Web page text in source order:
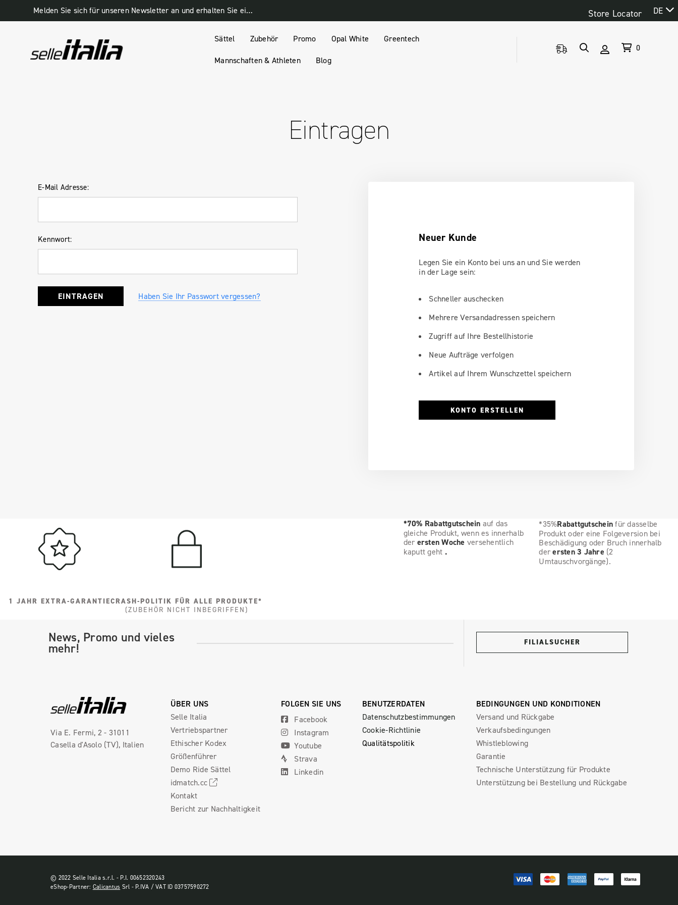
Melden Sie sich für unseren Newsletter an und erhalten Sie einen 10% Rabatt-Gutschein Store Locator DE
Sättel Zubehör Promo Opal White Greentech
Mannschaften & Athleten Blog
0
Eintragen
E-Mail Adresse:
Kennwort:
Haben Sie Ihr Passwort vergessen?
Neuer Kunde
Legen Sie ein Konto bei uns an und Sie werden
in der Lage sein:
Schneller auschecken
Mehrere Versandadressen speichern
Zugriff auf Ihre Bestellhistorie
Neue Aufträge verfolgen
Artikel auf Ihrem Wunschzettel speichern
KONTO ERSTELLEN
1 JAHR EXTRA-GARANTIECRASH-POLITIK FÜR ALLE PRODUKTE*
(ZUBEHÖR NICHT INBEGRIFFEN)
*70% Rabattgutschein auf das
gleiche Produkt, wenn es innerhalb
der ersten Woche versehentlich
kaputt geht .
*35%Rabattgutschein für dasselbe
Produkt oder eine Folgeversion bei
Beschädigung oder Bruch innerhalb
derersten 3 Jahre (2
Umtauschvorgänge).
News, Promo und vieles
mehr! FILIALSUCHER
Via E. Fermi, 2 - 31011
Casella d'Asolo (TV), Italien
FOLGEN SIE UNS
Facebook
Instagram
Youtube
Strava
Linkedin
ÜBER UNS
Selle Italia
Vertriebspartner
Ethischer Kodex
Größenführer
Demo Ride Sättel
idmatch.cc
Kontakt
Bericht zur Nachhaltigkeit
BENUTZERDATEN
Datenschutzbestimmungen
Cookie-Richtlinie
Qualitätspolitik
BEDINGUNGEN UND KONDITIONEN
Versand und Rückgabe
Verkaufsbedingungen
Whistleblowing
Garantie
Technische Unterstützung für Produkte
Unterstützung bei Bestellung und Rückgabe
© 2022 Selle Italia s.r.l. - P.I. 00652320243
eShop-Partner: Calicantus Srl - P.IVA / VAT ID 03757590272